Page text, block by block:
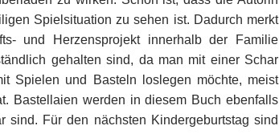
Spielsituation zu sehen ist. Dadurch merkt
und Herzensprojekt innerhalb der Familie
gehalten sind, da man mit einer Schar
Spielen und Basteln loslegen möchte, meist
Bastellaien werden in diesem Buch ebenfalls
Für den nächsten Kindergeburtstag sind